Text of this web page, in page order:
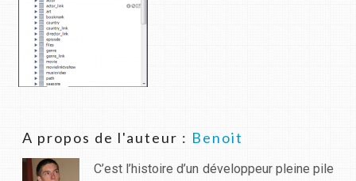
A propos de l'auteur : Benoit
C’est l’histoire d’un développeur pleine pile